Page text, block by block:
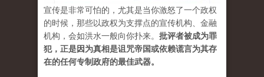
宣传是非常可怕的，尤其是当你激怒了一个政权
的时候，那些以政权为支撑点的宣传机构、金融
机构，会如洪水一般向你扑来。 批评者被成为罪
犯，正是因为真相是诅咒帝国或依赖谎言为其存
在的任何专制政府的最佳武器。